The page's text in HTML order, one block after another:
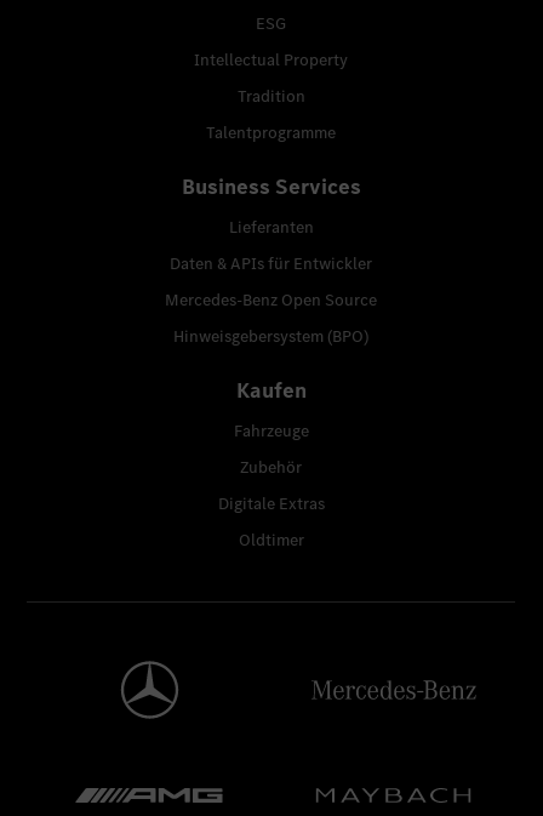
ESG
Intellectual Property
Tradition
Talentprogramme
Business Services
Lieferanten
Daten & APIs für Entwickler
Mercedes-Benz Open Source
Hinweisgebersystem (BPO)
Kaufen
Fahrzeuge
Zubehör
Digitale Extras
Oldtimer